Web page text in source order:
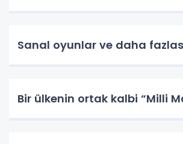
Sanal oyunlar ve daha
Bir ülkenin ortak kalbi “Milli